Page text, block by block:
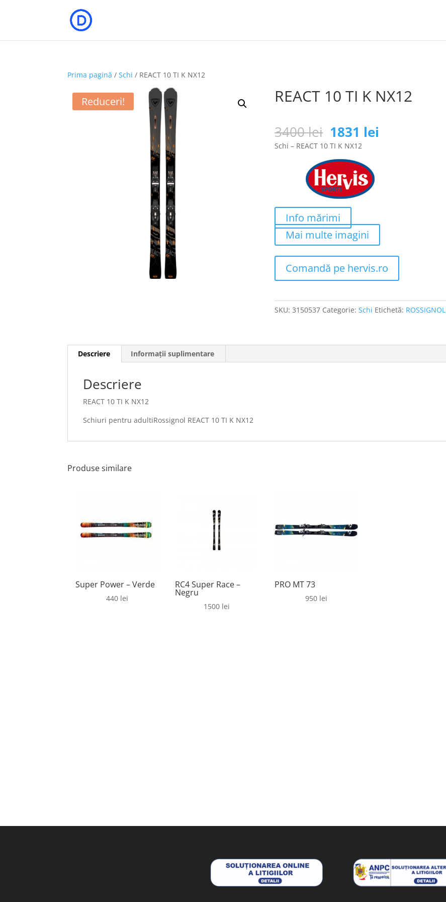
Prima pagină /Schi / REACT 10 TI K NX12
Reduceri! REACT 10 TI K NX12
3400lei Prețul
inițial
a
fost:
3400 lei.
1831 lei
Schi – REACT 10 TI K NX12
Info mărimi
Mai multe imagini
Comandă pe hervis.ro
SKU:3150537 Categorie:Schi Etichetă: ROSSIGNOL
Descriere Informații suplimentare
Descriere
REACT 10 TI K NX12
Schiuri pentru adultiRossignol REACT 10 TI K NX12
Produse similare
Super Power – Verde
440 lei
RC4 Super Race –
Negru
1500 lei
PRO MT 73
950 lei